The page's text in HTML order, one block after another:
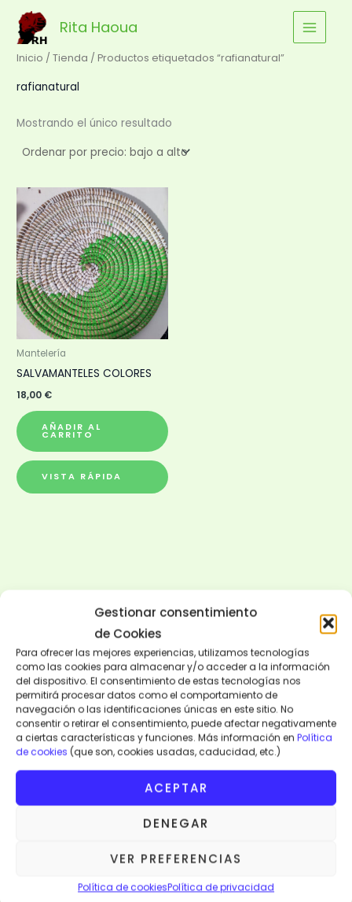
Gestionar consentimiento
de Cookies
Para ofrecer las mejores experiencias, utilizamos tecnologías
como las cookies para almacenar y/o acceder a la información
del dispositivo. El consentimiento de estas tecnologías nos
permitirá procesar datos como el comportamiento de
navegación o las identificaciones únicas en este sitio. No
consentir o retirar el consentimiento, puede afectar negativamente
a ciertas características y funciones. Más información en Política
de cookies (que son, cookies usadas, caducidad, etc.)
ACEPTAR
DENEGAR
VER PREFERENCIAS
Política de cookiesPolítica de privacidad
contenido
Rita Haoua
Categorias
Moda y Complementos
Bolsas
(10)
Inicio /Tienda / Productos etiquetados “rafianatural”
rafianatural
Mostrando el único resultado
Mantelería
SALVAMANTELES COLORES
18,00 €
AÑADIR AL
CARRITO
VISTA RÁPIDA